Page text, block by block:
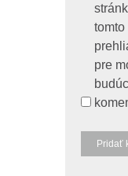
tomto
pre